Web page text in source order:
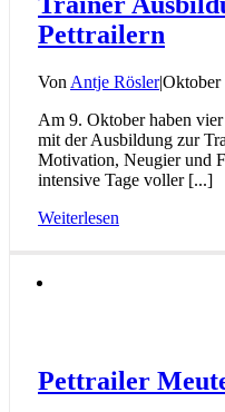
Pettrailern
Von Antje Rösler|Oktober
Am 9. Oktober haben
mit der Ausbildung zur
Motivation, Neugier und
intensive Tage voller [...]
Weiterlesen
Pettrailer